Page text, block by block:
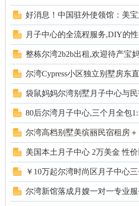
好消息！中国驻外使领馆：美
月子中心的全流程服务,DIY的
整栋尔湾2b2b出租,欢迎待产宝
尔湾Cypress小区独立别墅房东
袋鼠妈妈尔湾别墅月子中心与
80后尔湾月子中心,三个月全包
尔湾高档别墅美缤丽民宿租房
美国本土月子中心 2万美金 性价
￥10万起尔湾时尚区月子中心
尔湾新馆落成月嫂一对一专业